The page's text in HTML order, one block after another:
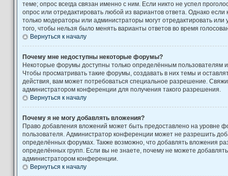
теме; опрос всегда связан именно с ним. Если никто не успел
опрос или отредактировать любой из вариантов ответа. Однако если
только модераторы или администраторы могут отредактировать или
того, чтобы нельзя было менять варианты ответов во время
Вернуться к началу
Почему мне недоступны некоторые форумы?
Некоторые форумы доступны только определённым пользователям
Чтобы просматривать такие форумы, создавать в них темы и
действия, вам может потребоваться специальное разрешение.
администратором конференции для получения такого разрешения.
Вернуться к началу
Почему я не могу добавлять вложения?
Право добавления вложений может быть предоставлено на уровне
пользователя. Администратор конференции может не разрешить
определённых форумах. Также возможно, что добавлять вложения
определённых групп. Если вы не знаете, почему не можете
администратором конференции.
Вернуться к началу